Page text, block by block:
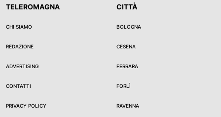
TELEROMAGNA
CHI SIAMO
REDAZIONE
ADVERTISING
CONTATTI
PRIVACY POLICY
CITTÀ
BOLOGNA
CESENA
FERRARA
FORLÌ
RAVENNA